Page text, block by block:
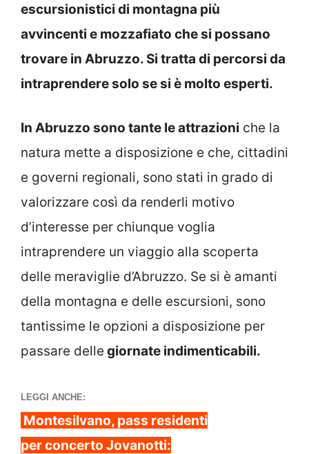
escursionistici di montagna più
avvincenti e mozzafiato che si possano
trovare in Abruzzo. Si tratta di percorsi da
intraprendere solo se si è molto esperti.
In Abruzzo sono tante le attrazioni che la
natura mette a disposizione e che, cittadini
e governi regionali, sono stati in grado di
valorizzare così da renderli motivo
d’interesse per chiunque voglia
intraprendere un viaggio alla scoperta
delle meraviglie d’Abruzzo. Se si è amanti
della montagna e delle escursioni, sono
tantissime le opzioni a disposizione per
passare delle giornate indimenticabili.
LEGGI ANCHE:
Montesilvano, pass residenti
per concerto Jovanotti: